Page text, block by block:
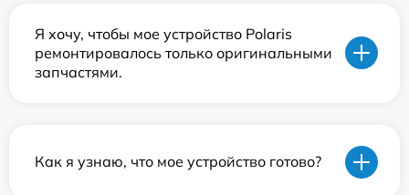
Я хочу, чтобы мое устройство Polaris
ремонтировалось только оригинальными
запчастями.
Как я узнаю, что мое устройство готово?